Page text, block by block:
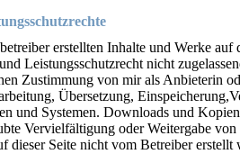
erstellten Inhalte und Werke
Leistungsschutzrecht nicht
Zustimmung von mir als Anbieterin
Übersetzung,
und Systemen. Downloads und
Vervielfältigung oder Weitergabe
dieser Seite nicht vom Betreiber